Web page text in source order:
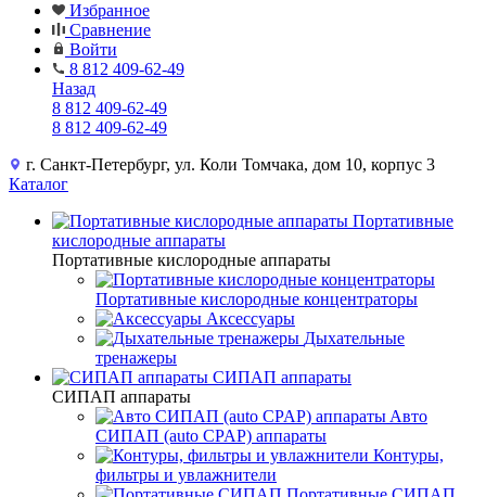
Избранное
Сравнение
Войти
8 812 409-62-49
Назад
8 812 409-62-49
8 812 409-62-49
г. Санкт-Петербург, ул. Коли Томчака, дом 10, корпус 3
Каталог
Портативные
кислородные аппараты
Портативные кислородные аппараты
Портативные кислородные концентраторы
Аксессуары
Дыхательные
тренажеры
СИПАП аппараты
СИПАП аппараты
Aвто
СИПАП (auto CPAP) аппараты
Контуры,
фильтры и увлажнители